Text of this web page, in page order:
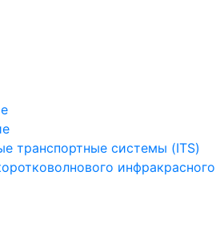
транспортные системы (ITS)
инфракрасного